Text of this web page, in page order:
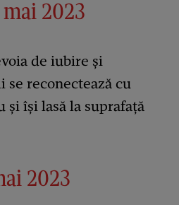
2023
de iubire și
se reconectează cu
își lasă la suprafață
2023